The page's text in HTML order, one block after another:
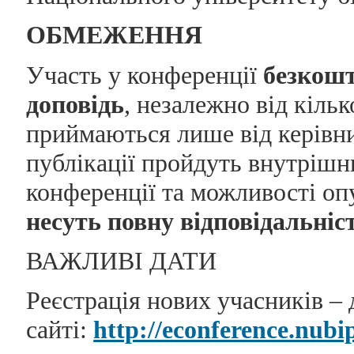
ОБМЕЖЕННЯ
Участь у конференції
доповідь, незалежно від
приймаються лише від
публікації пройдуть
конференції та можливості
несуть повну
ВАЖЛИВІ ДАТИ
Реєстрація нових учасників
сайті:http://